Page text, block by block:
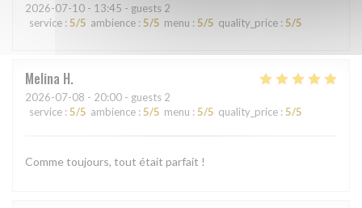
2026-07-10 - 13:45 - guests 2
service : 5/5 ambience : 5/5 menu : 5/5 quality_price : 5/5
Melina H
2026-07-08 - 20:00 - guests 2
service : 5/5 ambience : 5/5 menu : 5/5 quality_price : 5/5
Comme toujours, tout était parfait !